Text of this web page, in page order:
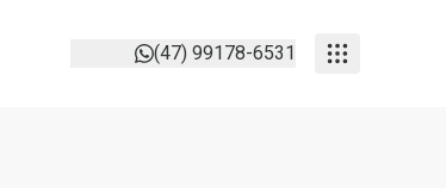
(47) 99178-6531